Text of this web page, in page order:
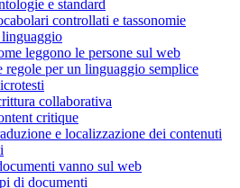
e standard
controllati e tassonomie
leggono le persone sul web
regole per un linguaggio semplice
collaborativa
critique
e localizzazione dei contenuti
vanno sul web
di documenti